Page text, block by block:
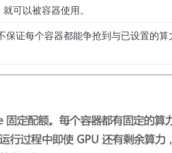
可以被容器使用。
证每个容器都能争抢到与已设置的算